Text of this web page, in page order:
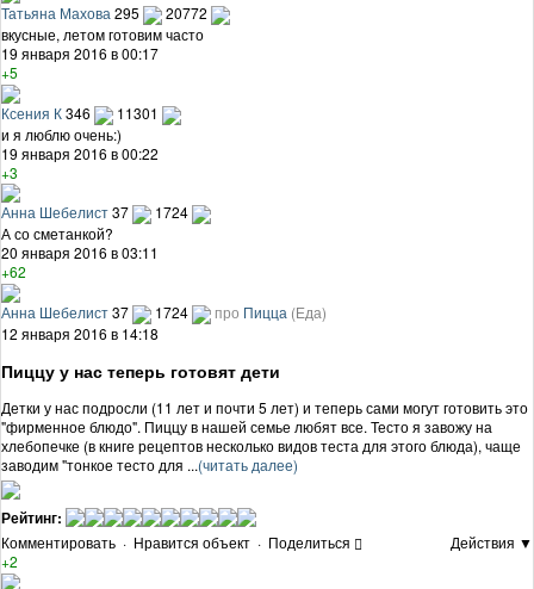
Татьяна Махова 295
20772
вкусные, летом готовим часто
19 января 2016 в 00:17
+5
Ксения К346
11301
и я люблю очень:)
19 января 2016 в 00:22
+3
Анна Шебелист37
1724
А со сметанкой?
20 января 2016 в 03:11
+62
Анна Шебелист37 1724 про Пицца (Еда)
12 января 2016 в 14:18
Пиццу у нас теперь готовят дети
Детки у нас подросли (11 лет и почти 5 лет) и теперь сами могут готовить это
"фирменное блюдо". Пиццу в нашей семье любят все. Тесто я завожу на
хлебопечке (в книге рецептов несколько видов теста для этого блюда), чаще
заводим "тонкое тесто для ...(читать далее)
Рейтинг:
Комментировать · Нравится объект · Поделиться
Действия ▼
+2